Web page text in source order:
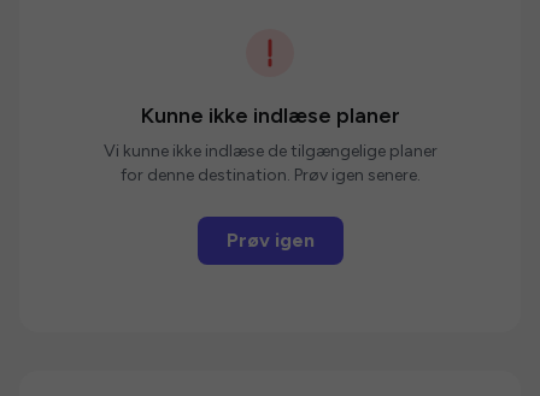
Kunne ikke indlæse planer
Vi kunne ikke indlæse de tilgængelige planer
for denne destination. Prøv igen senere.
Prøv igen